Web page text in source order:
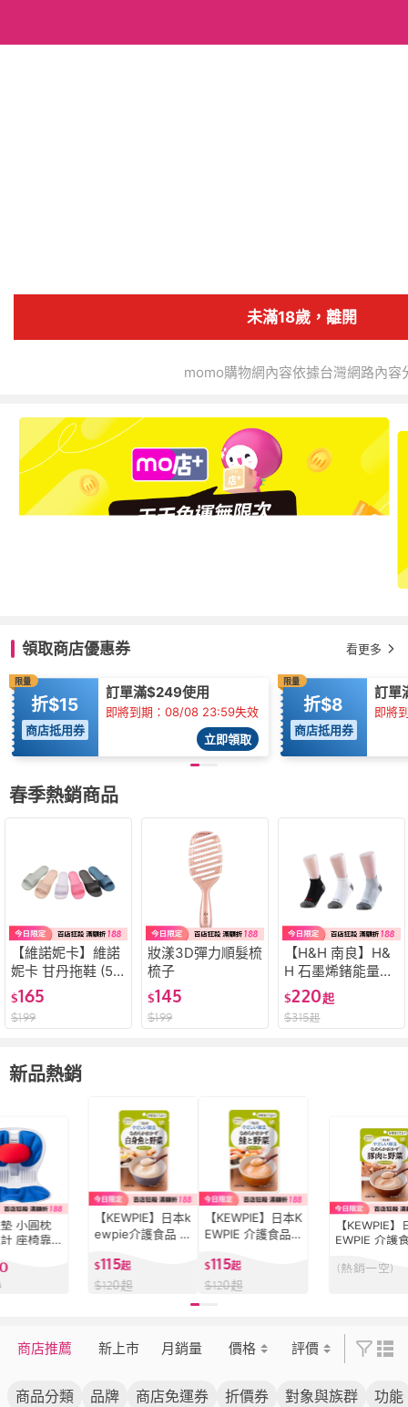
未滿18歲，離開
momo購物網內容依據台灣網路內
領取商店優惠券 看更多
限量
折$15
商店抵用券
訂單滿$249使用
即將到期：08/08 23:59失效
立即領取
限量
折$8
商店抵用券
訂單
即將
春季熱銷商品
【維諾妮卡】維諾
妮卡 甘丹拖鞋 (5
色)強化靜音 台灣
製造 防水輕量 訪
客拖 家居拖鞋 無
$165
$199
妝漾3D彈力順髮梳
梳子
$145
$199
【H&H 南良】H&
H 石墨烯鍺能量襪
立體機能運動襪 運
動襪 石墨烯鍺襪
襪子
$220起
$315起
新品熱銷
小圓枕
座椅靠
坐墊
【KEWPIE】日本k
ewpie介護食品 Y
蔬 75g
$115起
$120起
【KEWPIE】日本K
EWPIE 介護食品 Y
75g
$115起
$120起
【KEWPIE】
EWPIE 介護
75g
(熱銷一空)
商店推薦 新上市 月銷量 價格 評價
商品分類 品牌 商店免運券 折價券 對象與族群 功能